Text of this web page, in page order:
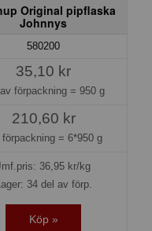
Original pipflaska
Johnnys
580200
35,10 kr
av förpackning =950 g
210,60 kr
förpackning =6*950 g
36,95 kr/kg
34 del av förp.
Köp »